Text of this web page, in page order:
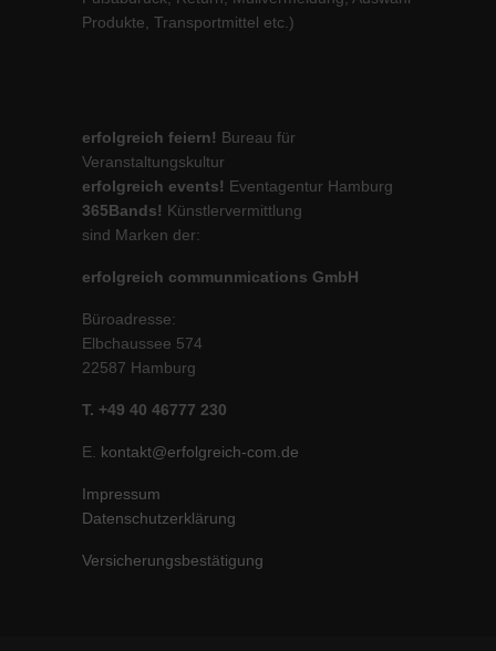
Produkte, Transportmittel etc.)
erfolgreich feiern! Bureau für
Veranstaltungskultur
erfolgreich events! Eventagentur Hamburg
365Bands! Künstlervermittlung
sind Marken der:
erfolgreich communmications GmbH
Büroadresse:
Elbchaussee 574
22587 Hamburg
T. +49 40 46777 230
E. kontakt@erfolgreich-com.de
Impressum
Datenschutzerklärung
Versicherungsbestätigung